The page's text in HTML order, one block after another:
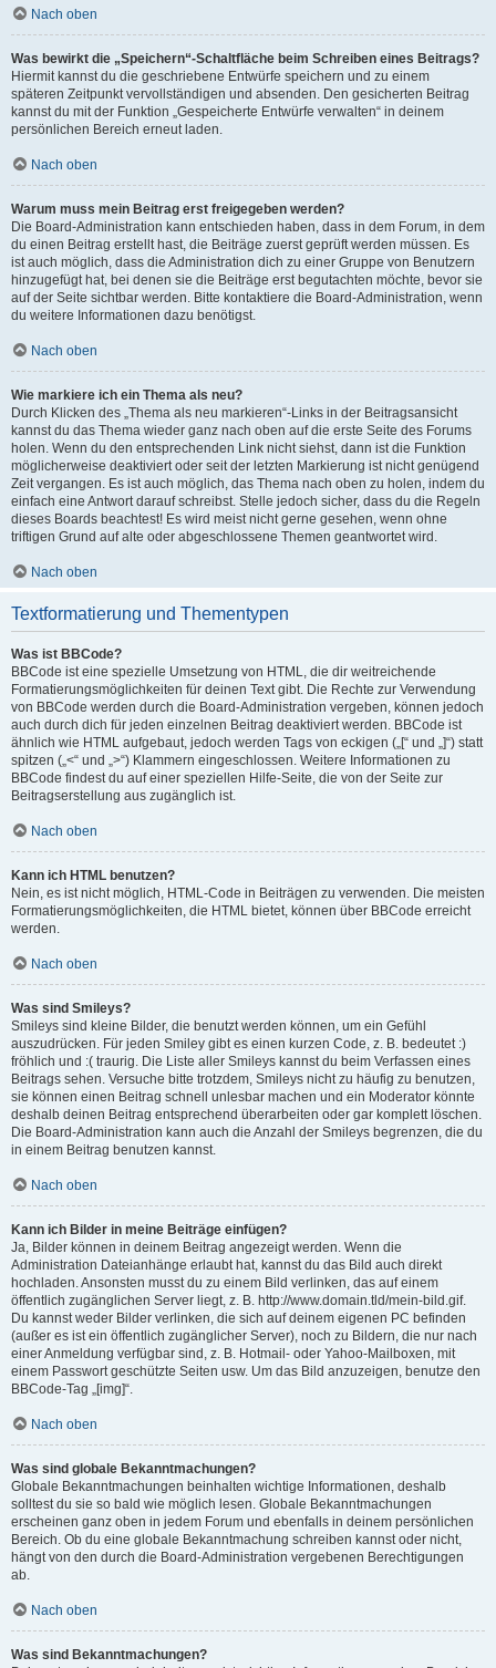
Nach oben
Was bewirkt die „Speichern“-Schaltfläche beim Schreiben eines Beitrags?
Hiermit kannst du die geschriebene Entwürfe speichern und zu einem
späteren Zeitpunkt vervollständigen und absenden. Den gesicherten Beitrag
kannst du mit der Funktion „Gespeicherte Entwürfe verwalten“ in deinem
persönlichen Bereich erneut laden.
Nach oben
Warum muss mein Beitrag erst freigegeben werden?
Die Board-Administration kann entschieden haben, dass in dem Forum, in dem
du einen Beitrag erstellt hast, die Beiträge zuerst geprüft werden müssen. Es
ist auch möglich, dass die Administration dich zu einer Gruppe von Benutzern
hinzugefügt hat, bei denen sie die Beiträge erst begutachten möchte, bevor sie
auf der Seite sichtbar werden. Bitte kontaktiere die Board-Administration, wenn
du weitere Informationen dazu benötigst.
Nach oben
Wie markiere ich ein Thema als neu?
Durch Klicken des „Thema als neu markieren“-Links in der Beitragsansicht
kannst du das Thema wieder ganz nach oben auf die erste Seite des Forums
holen. Wenn du den entsprechenden Link nicht siehst, dann ist die Funktion
möglicherweise deaktiviert oder seit der letzten Markierung ist nicht genügend
Zeit vergangen. Es ist auch möglich, das Thema nach oben zu holen, indem du
einfach eine Antwort darauf schreibst. Stelle jedoch sicher, dass du die Regeln
dieses Boards beachtest! Es wird meist nicht gerne gesehen, wenn ohne
triftigen Grund auf alte oder abgeschlossene Themen geantwortet wird.
Nach oben
Textformatierung und Thementypen
Was ist BBCode?
BBCode ist eine spezielle Umsetzung von HTML, die dir weitreichende
Formatierungsmöglichkeiten für deinen Text gibt. Die Rechte zur Verwendung
von BBCode werden durch die Board-Administration vergeben, können jedoch
auch durch dich für jeden einzelnen Beitrag deaktiviert werden. BBCode ist
ähnlich wie HTML aufgebaut, jedoch werden Tags von eckigen („[“ und „]“) statt
spitzen („<“ und „>“) Klammern eingeschlossen. Weitere Informationen zu
BBCode findest du auf einer speziellen Hilfe-Seite, die von der Seite zur
Beitragserstellung aus zugänglich ist.
Nach oben
Kann ich HTML benutzen?
Nein, es ist nicht möglich, HTML-Code in Beiträgen zu verwenden. Die meisten
Formatierungsmöglichkeiten, die HTML bietet, können über BBCode erreicht
werden.
Nach oben
Was sind Smileys?
Smileys sind kleine Bilder, die benutzt werden können, um ein Gefühl
auszudrücken. Für jeden Smiley gibt es einen kurzen Code, z. B. bedeutet :)
fröhlich und :( traurig. Die Liste aller Smileys kannst du beim Verfassen eines
Beitrags sehen. Versuche bitte trotzdem, Smileys nicht zu häufig zu benutzen,
sie können einen Beitrag schnell unlesbar machen und ein Moderator könnte
deshalb deinen Beitrag entsprechend überarbeiten oder gar komplett löschen.
Die Board-Administration kann auch die Anzahl der Smileys begrenzen, die du
in einem Beitrag benutzen kannst.
Nach oben
Kann ich Bilder in meine Beiträge einfügen?
Ja, Bilder können in deinem Beitrag angezeigt werden. Wenn die
Administration Dateianhänge erlaubt hat, kannst du das Bild auch direkt
hochladen. Ansonsten musst du zu einem Bild verlinken, das auf einem
öffentlich zugänglichen Server liegt, z. B. http://www.domain.tld/mein-bild.gif.
Du kannst weder Bilder verlinken, die sich auf deinem eigenen PC befinden
(außer es ist ein öffentlich zugänglicher Server), noch zu Bildern, die nur nach
einer Anmeldung verfügbar sind, z. B. Hotmail- oder Yahoo-Mailboxen, mit
einem Passwort geschützte Seiten usw. Um das Bild anzuzeigen, benutze den
BBCode-Tag „[img]“.
Nach oben
Was sind globale Bekanntmachungen?
Globale Bekanntmachungen beinhalten wichtige Informationen, deshalb
solltest du sie so bald wie möglich lesen. Globale Bekanntmachungen
erscheinen ganz oben in jedem Forum und ebenfalls in deinem persönlichen
Bereich. Ob du eine globale Bekanntmachung schreiben kannst oder nicht,
hängt von den durch die Board-Administration vergebenen Berechtigungen
ab.
Nach oben
Was sind Bekanntmachungen?